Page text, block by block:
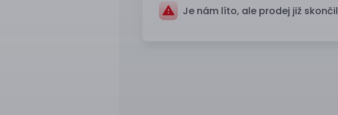
Je nám líto, ale prodej již skončil